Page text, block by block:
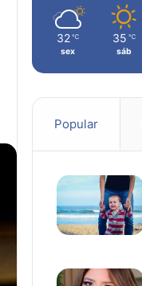
32 ℃
sex
35 ℃
sáb
Popular